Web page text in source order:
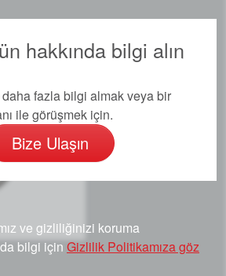
hakkında bilgi alın
fazla bilgi almak veya bir
ile görüşmek için.
Bize Ulaşın
ve gizliliğinizi koruma
bilgi için Gizlilik Politikamıza göz